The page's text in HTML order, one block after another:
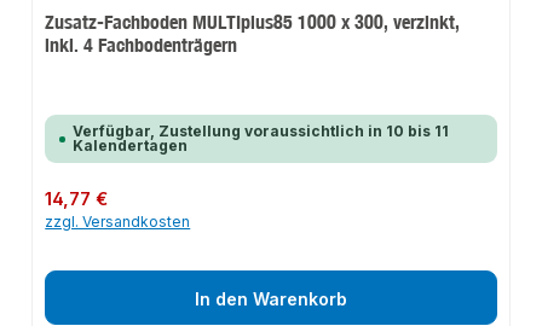
Zusatz-Fachboden MULTIplus85 1000 x 300, verzinkt,
inkl. 4 Fachbodenträgern
Verfügbar, Zustellung voraussichtlich in 10 bis 11
Kalendertagen
Regulärer Preis:
14,77 €
zzgl. Versandkosten
In den Warenkorb